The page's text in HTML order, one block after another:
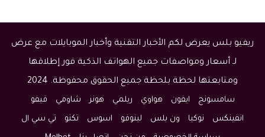
ريفيو بلس يعرض لكم الأخبار التقنية وأخبار الموبايلات مع عرض
لـ أسعار ومواصفات جميع الهواتف الذكية فور إطلاقها
ومتابعتها لحظة بلحظة جميع الحقوق محفوظة. 2024
سامسونج ايفون هواوي ريلمي هونر شاومي فيفو
انفينكس نوكيا ون بلس لينوفو اسوس تكنو تي سي ال